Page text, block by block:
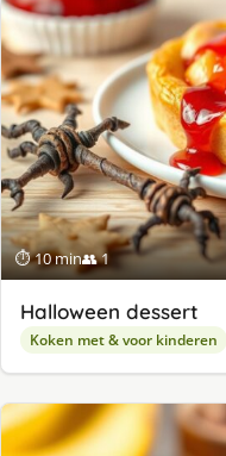
⏱ 10 min👥 1
Halloween dessert
Koken met & voor kinderen